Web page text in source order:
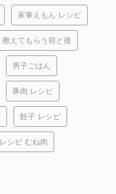
家事えもん レシピ
教えてもらう前と後
男子ごはん
豚肉 レシピ
餃子 レシピ
シピ むね肉